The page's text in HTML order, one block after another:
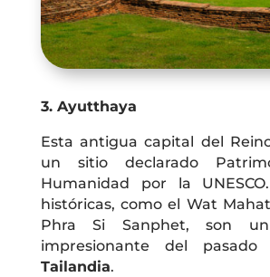
3. Ayutthaya
Esta antigua capital del
un sitio declarado
Humanidad por la
históricas, como el Wat
Phra Si Sanphet, son
impresionante del pasado
Tailandia.